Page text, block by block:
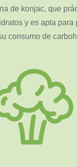
de konjac, que
y es apta para
consumo de